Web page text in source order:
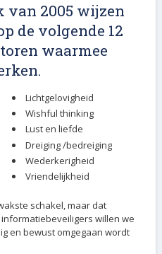
van 2005 wijzen
de volgende 12
waarmee
Lichtgelovigheid
Wishful thinking
Lust en liefde
Dreiging /bedreiging
Wederkerigheid
Vriendelijkheid
schakel, maar dat
willen we
en bewust omgegaan wordt